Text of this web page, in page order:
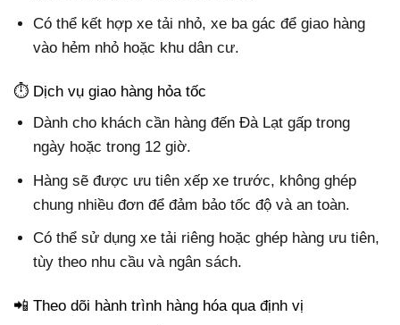
Có thể kết hợp xe tải nhỏ, xe ba gác để giao hàng
vào hẻm nhỏ hoặc khu dân cư.
⏱️ Dịch vụ giao hàng hỏa tốc
Dành cho khách cần hàng đến Đà Lạt gấp trong
ngày hoặc trong 12 giờ.
Hàng sẽ được ưu tiên xếp xe trước, không ghép
chung nhiều đơn để đảm bảo tốc độ và an toàn.
Có thể sử dụng xe tải riêng hoặc ghép hàng ưu tiên,
tùy theo nhu cầu và ngân sách.
📲 Theo dõi hành trình hàng hóa qua định vị